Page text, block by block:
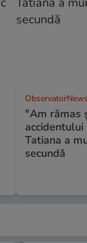
"Am rămas
accidentului
Tatiana a
secundă